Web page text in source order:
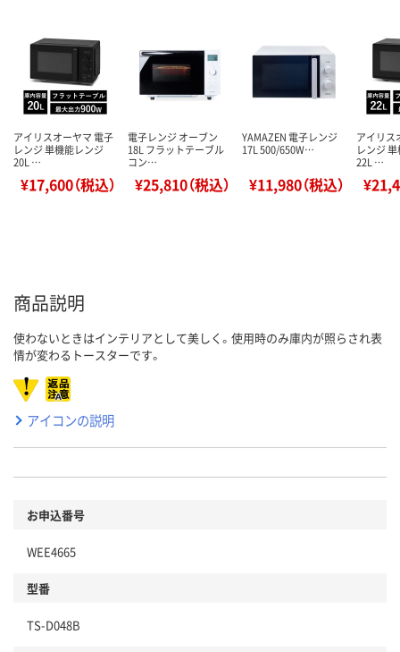
アイリスオーヤマ 電子
レンジ 単機能レンジ
20L …
¥17,600（税込）
電子レンジ オーブン
18L フラットテーブル
コン…
¥25,810（税込）
YAMAZEN 電子レンジ
17L 500/650W…
¥11,980（税込）
アイリス
レンジ
22L …
商品説明
使わないときはインテリアとして美しく。使用時のみ庫内が照らされ表
情が変わるトースターです。
アイコンの説明
お申込番号
WEE4665
型番
TS-D048B